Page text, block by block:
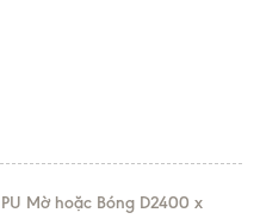
Mờ hoặc Bóng D2400 x